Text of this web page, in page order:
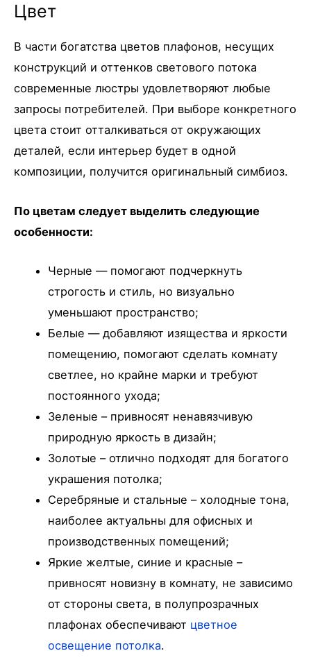
Цвет
В части богатства цветов плафонов, несущих
конструкций и оттенков светового потока
современные люстры удовлетворяют любые
запросы потребителей. При выборе конкретного
цвета стоит отталкиваться от окружающих
деталей, если интерьер будет в одной
композиции, получится оригинальный симбиоз.
По цветам следует выделить следующие
особенности:
Черные — помогают подчеркнуть
строгость и стиль, но визуально
уменьшают пространство;
Белые — добавляют изящества и яркости
помещению, помогают сделать комнату
светлее, но крайне марки и требуют
постоянного ухода;
Зеленые – привносят ненавязчивую
природную яркость в дизайн;
Золотые – отлично подходят для богатого
украшения потолка;
Серебряные и стальные – холодные тона,
наиболее актуальны для офисных и
производственных помещений;
Яркие желтые, синие и красные –
привносят новизну в комнату, не зависимо
от стороны света, в полупрозрачных
плафонах обеспечивают цветное
освещение потолка.